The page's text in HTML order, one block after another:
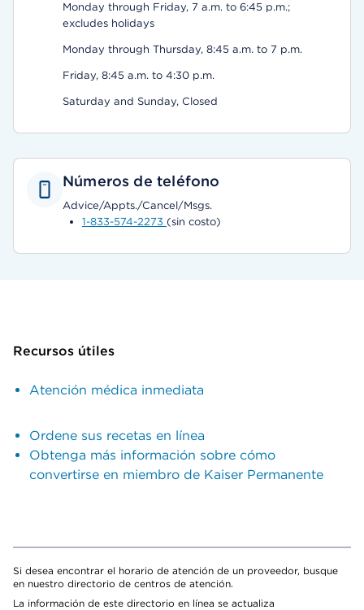
Monday through Friday, 7 a.m. to 6:45 p.m.;
excludes holidays
Monday through Thursday, 8:45 a.m. to 7 p.m.
Friday, 8:45 a.m. to 4:30 p.m.
Saturday and Sunday, Closed
Números de teléfono
Advice/Appts./Cancel/Msgs.
1-833-574-2273 (sin costo)
Recursos útiles
Atención médica inmediata
Ordene sus recetas en línea
Obtenga más información sobre cómo
convertirse en miembro de Kaiser Permanente
Si desea encontrar el horario de atención de un proveedor, busque
en nuestro directorio de centros de atención.
La información de este directorio en línea se actualiza